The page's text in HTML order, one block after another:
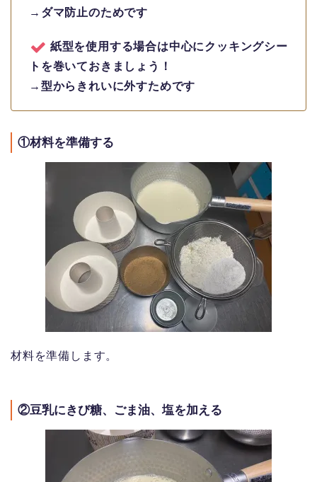
→ダマ防止のためです
紙型を使用する場合は中心にクッキングシー
トを巻いておきましょう！
→型からきれいに外すためです
①材料を準備する
材料を準備します。
②豆乳にきび糖、ごま油、塩を加える